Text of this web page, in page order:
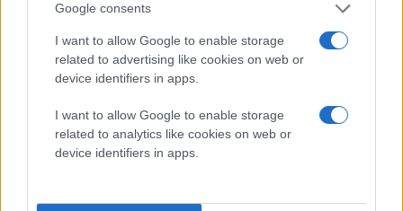
Google consents
I want to allow Google to enable storage
related to advertising like cookies on web or
device identifiers in apps.
I want to allow Google to enable storage
related to analytics like cookies on web or
device identifiers in apps.